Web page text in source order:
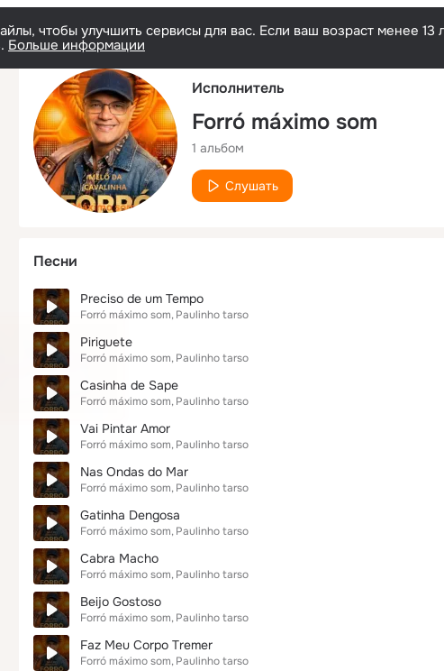
чтобы улучшить сервисы для вас. Если ваш возраст менее
Больше информации
Исполнитель
Forró máximo som
1 альбом
Слушать
Песни
Preciso de um Tempo
Forró máximo som Paulinho tarso
Piriguete
Forró máximo som Paulinho tarso
Casinha de Sape
Forró máximo som Paulinho tarso
Vai Pintar Amor
Forró máximo som Paulinho tarso
Nas Ondas do Mar
Forró máximo som Paulinho tarso
Gatinha Dengosa
Forró máximo som Paulinho tarso
Cabra Macho
Forró máximo som Paulinho tarso
Beijo Gostoso
Forró máximo som Paulinho tarso
Faz Meu Corpo Tremer
Forró máximo som Paulinho tarso